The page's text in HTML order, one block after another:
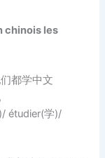
chinois les
都学中文
étudier(学)/